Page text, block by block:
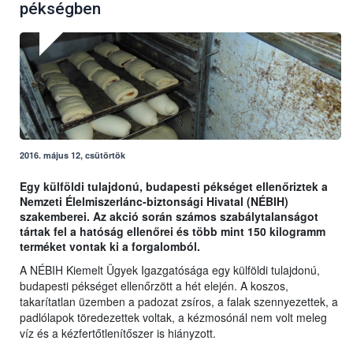
pékségben
2016. május 12, csütörtök
Egy külföldi tulajdonú, budapesti pékséget ellenőriztek a
Nemzeti Élelmiszerlánc-biztonsági Hivatal (NÉBIH)
szakemberei. Az akció során számos szabálytalanságot
tártak fel a hatóság ellenőrei és több mint 150 kilogramm
terméket vontak ki a forgalomból.
A NÉBIH Kiemelt Ügyek Igazgatósága egy külföldi tulajdonú,
budapesti pékséget ellenőrzött a hét elején. A koszos,
takarítatlan üzemben a padozat zsíros, a falak szennyezettek, a
padlólapok töredezettek voltak, a kézmosónál nem volt meleg
víz és a kézfertőtlenítőszer is hiányzott.